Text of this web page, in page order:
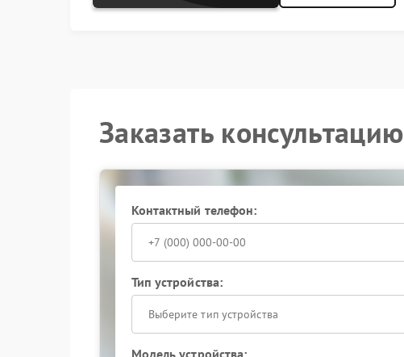
Заказать консультацию
Контактный телефон:
Тип устройства:
Выберите тип устройства
Модель устройства: